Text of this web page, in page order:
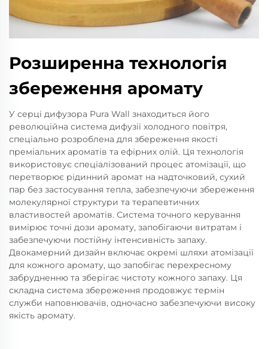
Розширенна технологія
збереження аромату
У серці дифузора Pura Wall знаходиться його
революційна система дифузії холодного повітря,
спеціально розроблена для збереження якості
преміальних ароматів та ефірних олій. Ця технологія
використовує спеціалізований процес атомізації, що
перетворює рідинний аромат на надточковий, сухий
пар без застосування тепла, забезпечуючи збереження
молекулярної структури та терапевтичних
властивостей ароматів. Система точного керування
вимірює точні дози аромату, запобігаючи витратам і
забезпечуючи постійну інтенсивність запаху.
Двокамерний дизайн включає окремі шляхи атомізації
для кожного аромату, що запобігає перехресному
забрудненню та зберігає чистоту кожного запаху. Ця
складна система збереження продовжує термін
служби наповнювачів, одночасно забезпечуючи високу
якість аромату.